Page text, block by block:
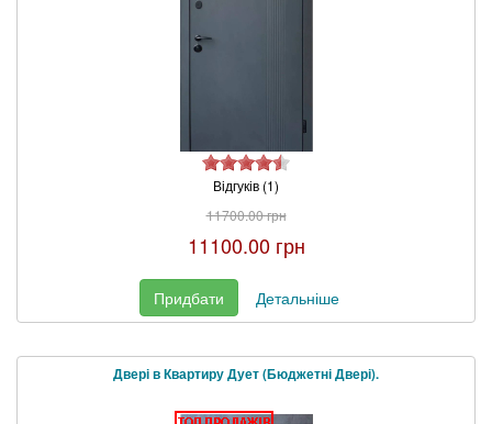
Відгуків (1)
11700.00 грн
11100.00 грн
Придбати Детальніше
Двері в Квартиру Дует (Бюджетні Двері).